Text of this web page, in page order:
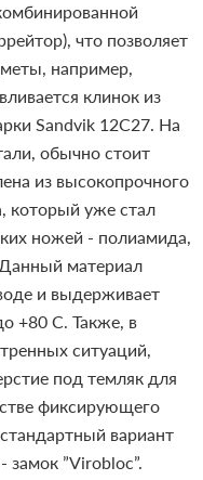
что позволяет
например,
клинок из
Sandvik 12C27. На
обычно стоит
из высокопрочного
который уже стал
ножей - полиамида,
материал
и выдерживает
+80 С. Также, в
ситуаций,
под темляк для
фиксирующего
вариант
”Virobloc”.